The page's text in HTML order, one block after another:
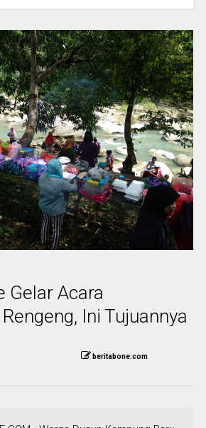
Gelar Acara
Ini Tujuannya
beritabone.com